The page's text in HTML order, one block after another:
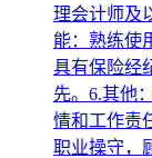
理会计师及
能：熟练使
具有保险经
先。6.其他
情和工作责
职业操守，